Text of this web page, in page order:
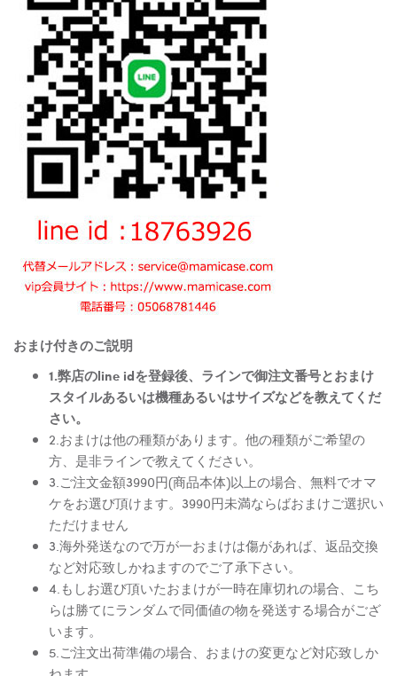
おまけ付きのご説明
1.弊店のline idを登録後、ラインで御注文番号とおまけ
スタイルあるいは機種あるいはサイズなどを教えてくだ
さい。
2.おまけは他の種類があります。他の種類がご希望の
方、是非ラインで教えてください。
3.ご注文金額3990円(商品本体)以上の場合、無料でオマ
ケをお選び頂けます。3990円未満ならばおまけご選択い
ただけません
3.海外発送なので万が一おまけは傷があれば、返品交換
など対応致しかねますのでご了承下さい。
4.もしお選び頂いたおまけが一時在庫切れの場合、こち
らは勝てにランダムで同価値の物を発送する場合がござ
います。
5.ご注文出荷準備の場合、おまけの変更など対応致しか